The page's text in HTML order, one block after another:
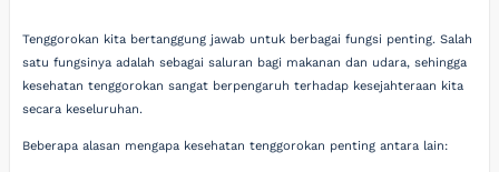
Tenggorokan kita bertanggung jawab untuk berbagai fungsi penting. Salah
satu fungsinya adalah sebagai saluran bagi makanan dan udara, sehingga
kesehatan tenggorokan sangat berpengaruh terhadap kesejahteraan kita
secara keseluruhan.
Beberapa alasan mengapa kesehatan tenggorokan penting antara lain: